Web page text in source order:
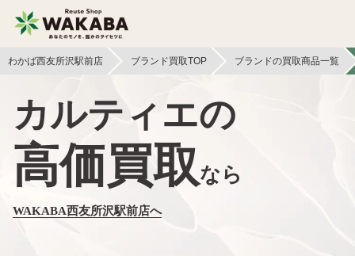
わかば西友所沢駅前店 ブランド買取TOP ブランドの買取商品一覧
カルティエの
高価買取なら
WAKABA西友所沢駅前店へ